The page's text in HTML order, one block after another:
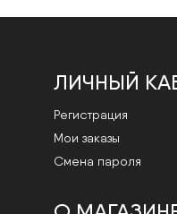
ЛИЧНЫЙ
Регистрация
Мои заказы
Смена пароля